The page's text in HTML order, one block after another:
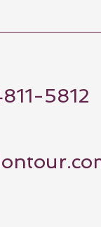
5812